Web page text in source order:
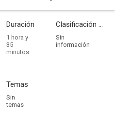
Duración
1 hora y
35
minutos
Clasificación por edades
Sin
información
Temas
Sin
temas